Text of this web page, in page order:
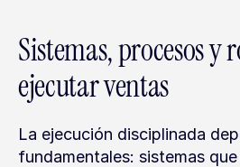
Sistemas, procesos y
ejecutar ventas
La ejecución disciplinada
fundamentales: sistemas